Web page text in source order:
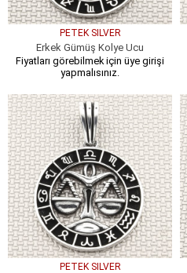
PETEK SILVER
Erkek Gümüş Kolye Ucu
Fiyatları görebilmek için üye girişi
yapmalısınız.
PETEK SILVER